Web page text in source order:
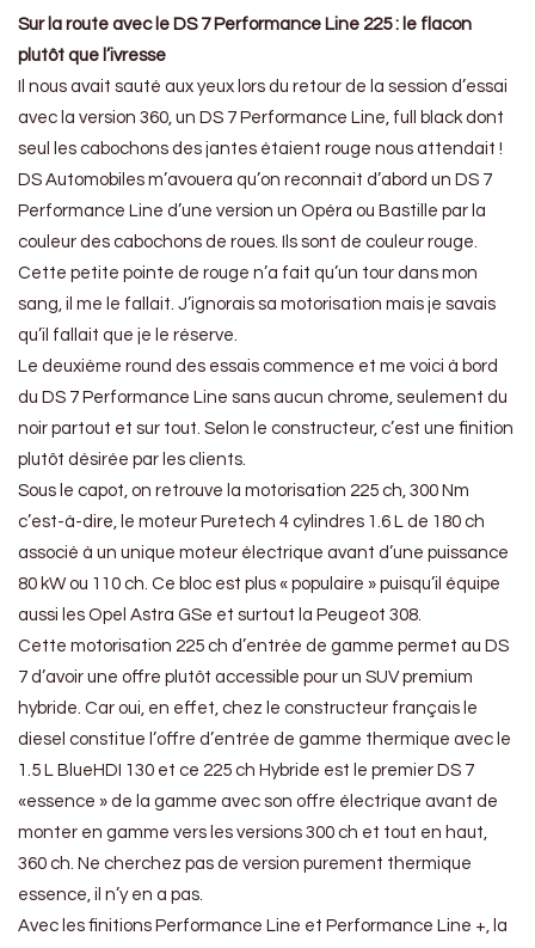
Sur la route avec le DS 7 Performance Line 225 : le flacon
plutôt que l’ivresse
Il nous avait sauté aux yeux lors du retour de la session d’essai
avec la version 360, un DS 7 Performance Line, full black dont
seul les cabochons des jantes étaient rouge nous attendait !
DS Automobiles m’avouera qu’on reconnait d’abord un DS 7
Performance Line d’une version un Opéra ou Bastille par la
couleur des cabochons de roues. Ils sont de couleur rouge.
Cette petite pointe de rouge n’a fait qu’un tour dans mon
sang, il me le fallait. J’ignorais sa motorisation mais je savais
qu’il fallait que je le réserve.
Le deuxième round des essais commence et me voici à bord
du DS 7 Performance Line sans aucun chrome, seulement du
noir partout et sur tout. Selon le constructeur, c’est une finition
plutôt désirée par les clients.
Sous le capot, on retrouve la motorisation 225 ch, 300 Nm
c’est-à-dire, le moteur Puretech 4 cylindres 1.6 L de 180 ch
associé à un unique moteur électrique avant d’une puissance
80 kW ou 110 ch. Ce bloc est plus « populaire » puisqu’il équipe
aussi les Opel Astra GSe et surtout la Peugeot 308.
Cette motorisation 225 ch d’entrée de gamme permet au DS
7 d’avoir une offre plutôt accessible pour un SUV premium
hybride. Car oui, en effet, chez le constructeur français le
diesel constitue l’offre d’entrée de gamme thermique avec le
1.5 L BlueHDI 130 et ce 225 ch Hybride est le premier DS 7
«essence » de la gamme avec son offre électrique avant de
monter en gamme vers les versions 300 ch et tout en haut,
360 ch. Ne cherchez pas de version purement thermique
essence, il n’y en a pas.
Avec les finitions Performance Line et Performance Line +, la